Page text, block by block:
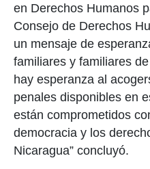
en Derechos Humanos
Consejo de Derechos
un mensaje de
familiares y familiares
hay esperanza al
penales disponibles en
están comprometidos
democracia y los
Nicaragua” concluyó.